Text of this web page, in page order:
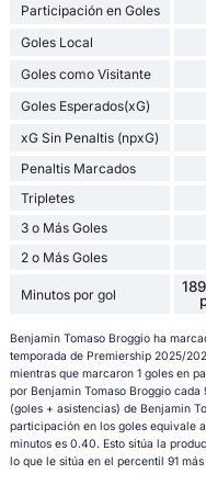
Participación en Goles
Goles Local
Goles como Visitante
Goles Esperados(xG)
xG Sin Penaltis (npxG)
Penaltis Marcados
Tripletes
3 o Más Goles
2 o Más Goles
Minutos por gol
Benjamin Tomaso Broggio ha
temporada de Premiership 2025/
mientras que marcaron 1 goles en
por Benjamin Tomaso Broggio
(goles + asistencias) de Benjamin
participación en los goles equivale
minutos es 0.40. Esto sitúa la
lo que le sitúa en el percentil 91